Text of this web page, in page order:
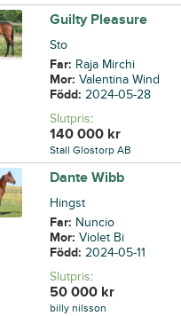
Guilty Pleasure
Sto
Far: Raja Mirchi
Mor:Valentina Wind
Född:2024-05-28
Slutpris:
140 000 kr
Stall Glostorp AB
Dante Wibb
Hingst
Far: Nuncio
Mor:Violet Bi
Född:2024-05-11
Slutpris:
50 000 kr
billy nilsson